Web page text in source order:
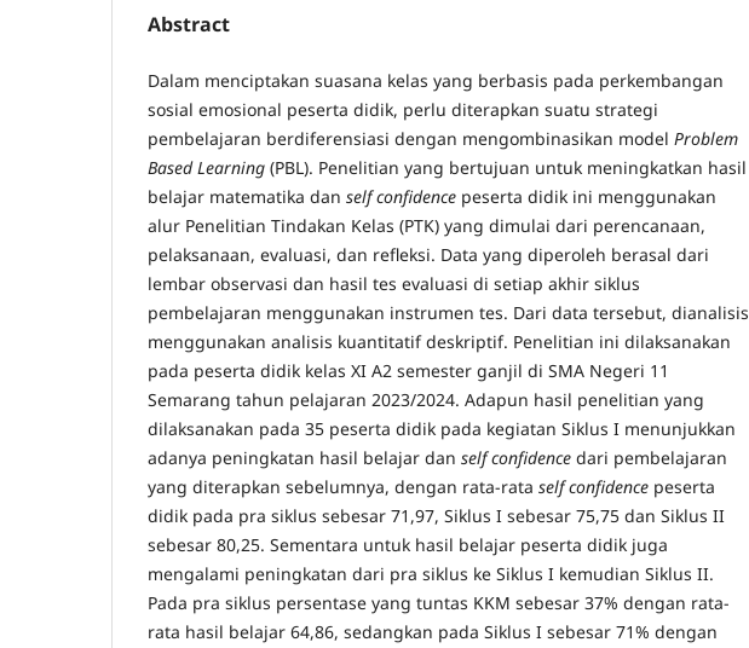
Abstract
Dalam menciptakan suasana kelas yang berbasis pada perkembangan
sosial emosional peserta didik, perlu diterapkan suatu strategi
pembelajaran berdiferensiasi dengan mengombinasikan model Problem
Based Learning (PBL). Penelitian yang bertujuan untuk meningkatkan hasil
belajar matematika dan self confidence peserta didik ini menggunakan
alur Penelitian Tindakan Kelas (PTK) yang dimulai dari perencanaan,
pelaksanaan, evaluasi, dan refleksi. Data yang diperoleh berasal dari
lembar observasi dan hasil tes evaluasi di setiap akhir siklus
pembelajaran menggunakan instrumen tes. Dari data tersebut, dianalisis
menggunakan analisis kuantitatif deskriptif. Penelitian ini dilaksanakan
pada peserta didik kelas XI A2 semester ganjil di SMA Negeri 11
Semarang tahun pelajaran 2023/2024. Adapun hasil penelitian yang
dilaksanakan pada 35 peserta didik pada kegiatan Siklus I menunjukkan
adanya peningkatan hasil belajar dan self confidence dari pembelajaran
yang diterapkan sebelumnya, dengan rata-rata self confidence peserta
didik pada pra siklus sebesar 71,97, Siklus I sebesar 75,75 dan Siklus II
sebesar 80,25. Sementara untuk hasil belajar peserta didik juga
mengalami peningkatan dari pra siklus ke Siklus I kemudian Siklus II.
Pada pra siklus persentase yang tuntas KKM sebesar 37% dengan rata-
rata hasil belajar 64,86, sedangkan pada Siklus I sebesar 71% dengan